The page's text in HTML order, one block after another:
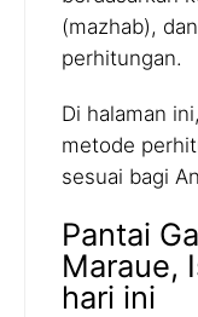
(mazhab),
perhitungan.
Di halaman
metode
sesuai bagi
Pantai
Maraue,
hari ini